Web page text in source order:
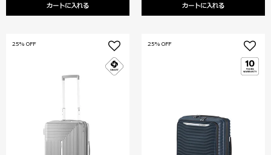
カートに入れる カートに入れる
25% OFF 25% OFF